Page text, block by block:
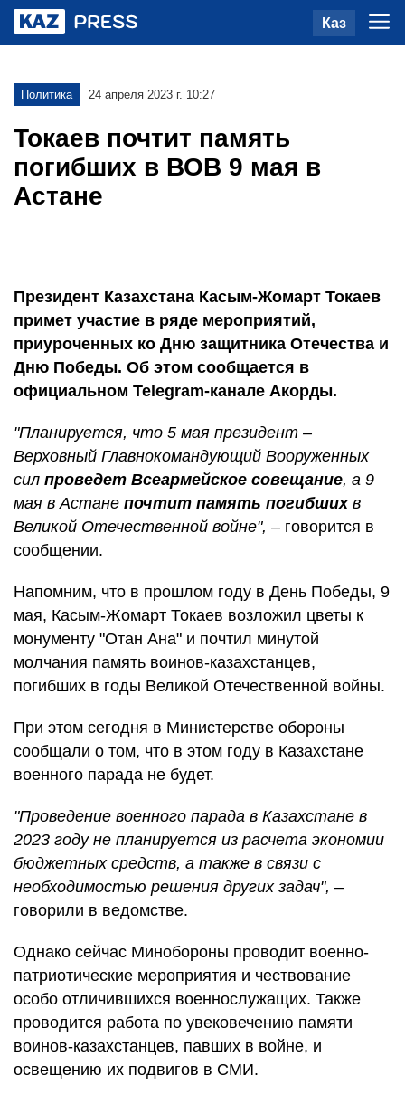
Каз
Политика 24 апреля 2023 г. 10:27
Токаев почтит память
погибших в ВОВ 9 мая в
Астане
Президент Казахстана Касым-Жомарт Токаев
примет участие в ряде мероприятий,
приуроченных ко Дню защитника Отечества и
Дню Победы. Об этом сообщается в
официальном Telegram-канале Акорды.
"Планируется, что 5 мая президент –
Верховный Главнокомандующий Вооруженных
сил проведет Всеармейское совещание, а 9
мая в Астане почтит память погибшихв
Великой Отечественной войне", – говорится в
сообщении.
Напомним, что в прошлом году в День Победы, 9
мая, Касым-Жомарт Токаев возложил цветы к
монументу "Отан Ана" и почтил минутой
молчания память воинов-казахстанцев,
погибших в годы Великой Отечественной войны.
При этом сегодня в Министерстве обороны
сообщали о том, что в этом году в Казахстане
военного парада не будет.
"Проведение военного парада в Казахстане в
2023 году не планируется из расчета экономии
бюджетных средств, а также в связи с
необходимостью решения других задач", –
говорили в ведомстве.
Однако сейчас Минобороны проводит военно-
патриотические мероприятия и чествование
особо отличившихся военнослужащих. Также
проводится работа по увековечению памяти
воинов-казахстанцев, павших в войне, и
освещению их подвигов в СМИ.